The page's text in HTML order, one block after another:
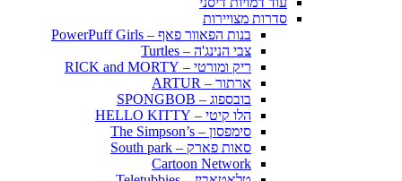
סדרות מצויירות
בנות הפאוור פאף – PowerPuff Girls
צבי הנינג'ה – Turtles
ריק ומורטי – RICK and MORTY
ארתור – ARTUR
בובספוג – SPONGBOB
הלו קיטי – HELLO KITTY
סימפסון – The Simpson’s
סאות פארק – South park
Cartoon Network